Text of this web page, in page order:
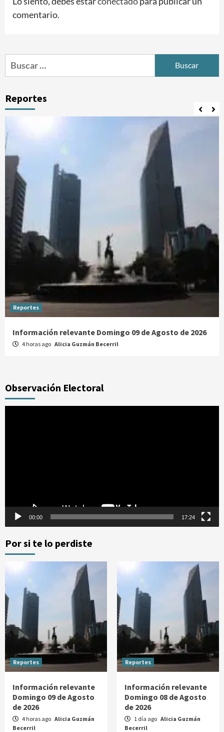
comentario.
Buscar:
Reportes
Reportes
Información relevante Domingo 09 de Agosto de 2026
4 horas ago Alicia Guzmán Becerril
Observación Electoral
00:00 17:24
Por si te lo perdiste
Reportes
Información relevante
Domingo 09 de Agosto
de 2026
4 horas ago Alicia Guzmán
Becerril
Reportes
Información relevante
Domingo 08 de Agosto
de 2026
1 día ago Alicia Guzmán
Becerril